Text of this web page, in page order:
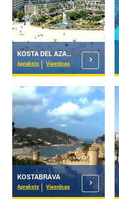
KOSTA DEL AZAARA
Apraksts Viesnīcas
KOSTABRAVA
Apraksts Viesnīcas